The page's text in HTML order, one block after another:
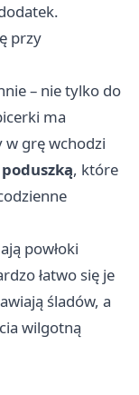
przy
– nie tylko do
ma
w grę wchodzi
, które
powłoki
łatwo się je
śladów, a
wilgotną